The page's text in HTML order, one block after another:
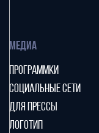
МЕДИА
ПРОГРАММКИ
СОЦИАЛЬНЫЕ СЕТИ
ДЛЯ ПРЕССЫ
ЛОГОТИП